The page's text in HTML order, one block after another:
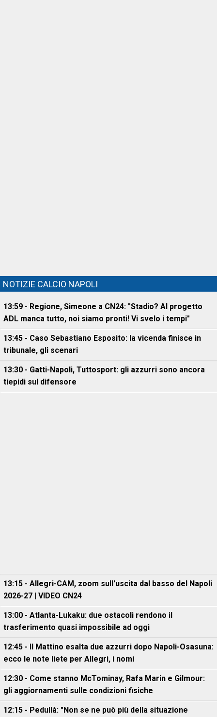
NOTIZIE CALCIO NAPOLI
13:59 - Regione, Simeone a CN24: "Stadio? Al progetto
ADL manca tutto, noi siamo pronti! Vi svelo i tempi"
13:45 - Caso Sebastiano Esposito: la vicenda finisce in
tribunale, gli scenari
13:30 - Gatti-Napoli, Tuttosport: gli azzurri sono ancora
tiepidi sul difensore
13:15 - Allegri-CAM, zoom sull'uscita dal basso del Napoli
2026-27 | VIDEO CN24
13:00 - Atlanta-Lukaku: due ostacoli rendono il
trasferimento quasi impossibile ad oggi
12:45 - Il Mattino esalta due azzurri dopo Napoli-Osasuna:
ecco le note liete per Allegri, i nomi
12:30 - Come stanno McTominay, Rafa Marin e Gilmour:
gli aggiornamenti sulle condizioni fisiche
12:15 - Pedullà: "Non se ne può più della situazione